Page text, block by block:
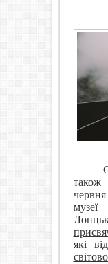
які